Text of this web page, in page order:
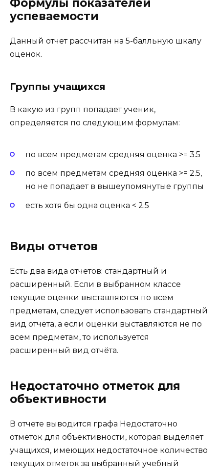
Формулы показателей
успеваемости
Данный отчет рассчитан на 5-балльную шкалу
оценок.
Группы учащихся
В какую из групп попадает ученик,
определяется по следующим формулам:
по всем предметам средняя оценка >= 3.5
по всем предметам средняя оценка >= 2.5,
но не попадает в вышеупомянутые группы
есть хотя бы одна оценка < 2.5
Виды отчетов
Есть два вида отчетов: стандартный и
расширенный. Если в выбранном классе
текущие оценки выставляются по всем
предметам, следует использовать стандартный
вид отчёта, а если оценки выставляются не по
всем предметам, то используется
расширенный вид отчёта.
Недостаточно отметок для
объективности
В отчете выводится графа Недостаточно
отметок для объективности, которая выделяет
учащихся, имеющих недостаточное количество
текущих отметок за выбранный учебный